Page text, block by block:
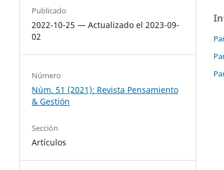
Publicado
2022-10-25 — Actualizado el 2023-09-
02
Número
Núm. 51 (2021): Revista Pensamiento
& Gestión
Sección
Artículos